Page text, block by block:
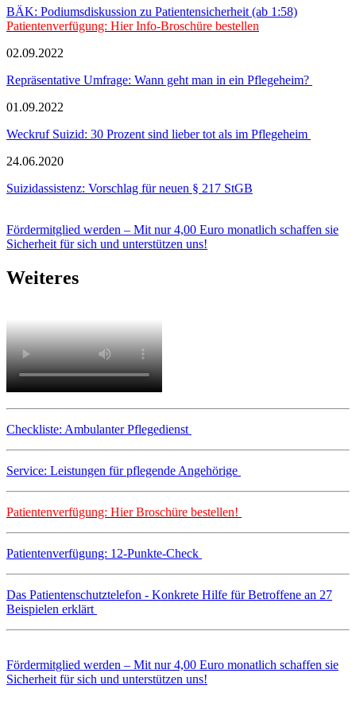
BÄK: Podiumsdiskussion zu Patientensicherheit (ab 1:58)
Patientenverfügung: Hier Info-Broschüre bestellen
02.09.2022
Repräsentative Umfrage: Wann geht man in ein Pflegeheim?
01.09.2022
Weckruf Suizid: 30 Prozent sind lieber tot als im Pflegeheim
24.06.2020
Suizidassistenz: Vorschlag für neuen § 217 StGB
Fördermitglied werden – Mit nur 4,00 Euro monatlich schaffen sie
Sicherheit für sich und unterstützen uns!
Weiteres
Checkliste: Ambulanter Pflegedienst
Service: Leistungen für pflegende Angehörige
Patientenverfügung: Hier Broschüre bestellen!
Patientenverfügung: 12-Punkte-Check
Das Patientenschutztelefon - Konkrete Hilfe für Betroffene an 27
Beispielen erklärt
Fördermitglied werden – Mit nur 4,00 Euro monatlich schaffen sie
Sicherheit für sich und unterstützen uns!